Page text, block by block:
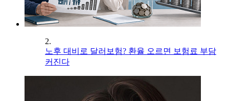
2.
노후 대비로 달러보험? 환율 오르면 보험료 부담
커진다